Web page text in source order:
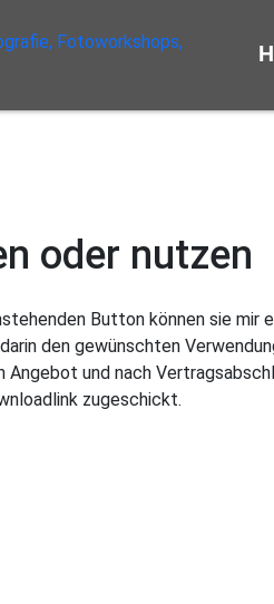
oder nutzen
Button können sie mir
den gewünschten
Angebot und nach
zugeschickt.